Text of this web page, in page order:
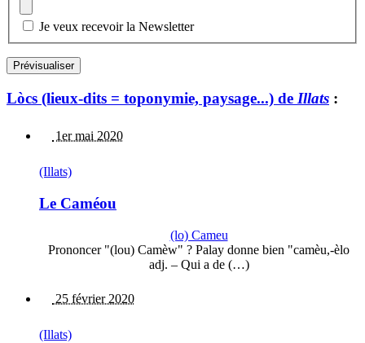
Je veux recevoir la Newsletter
Lòcs (lieux-dits = toponymie, paysage...) de Illats :
1er mai 2020
(Illats)
Le Caméou
(lo) Cameu
Prononcer "(lou) Camèw" ? Palay donne bien "camèu,-èlo
adj. – Qui a de (…)
25 février 2020
(Illats)